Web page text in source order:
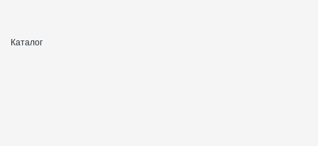
Каталог